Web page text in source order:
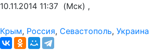
10.11.2014 11:37 (Мск) ,
Крым, Россия, Севастополь, Украина